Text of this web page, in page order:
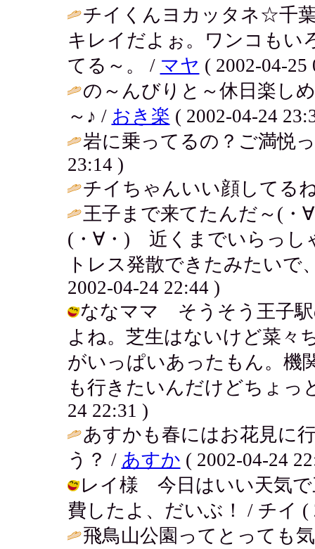
チイくんヨカッタネ☆千
キレイだよぉ。ワンコもい
てる～。 / マヤ ( 2002-04-25
の～んびりと～休日楽し
～♪ / おき楽 ( 2002-04-24
岩に乗ってるの？ご満悦
23:14 )
チイちゃんいい顔してる
王子まで来てたんだ～(
(・∀・) 近くまでいらっし
トレス発散できたみたい
2002-04-24 22:44 )
ななママ そうそう王子駅
よね。芝生はないけど菜々
がいっぱいあったもん。機
も行きたいんだけどちょっ
24 22:31 )
あすかも春にはお花見に
う？ / あすか ( 2002-04-24
レイ様 今日はいい天気で
費したよ、だいぶ！ / チイ (
飛鳥山公園ってとっても